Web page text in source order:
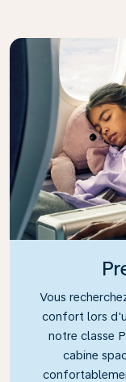
Vous
confort lors
notre classe
cabine